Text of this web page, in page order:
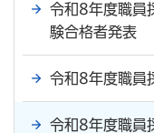
令和8年度職員
験合格者発表
令和8年度職員
令和8年度職員